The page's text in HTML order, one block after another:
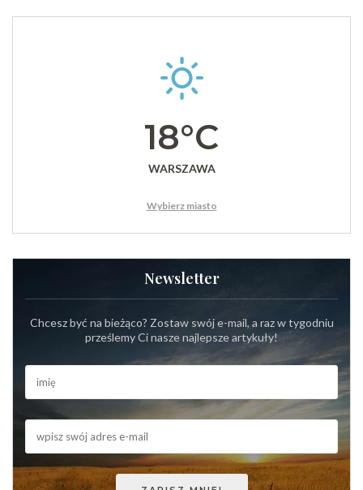
18°C
WARSZAWA
Wybierz miasto
Newsletter
Chcesz być na bieżąco? Zostaw swój e-mail, a raz w tygodniu
prześlemy Ci nasze najlepsze artykuły!